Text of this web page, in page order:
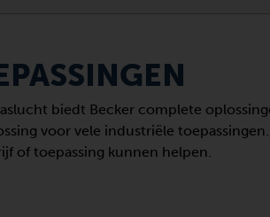
biedt Becker complete
voor vele industriële
of toepassing kunnen helpen.